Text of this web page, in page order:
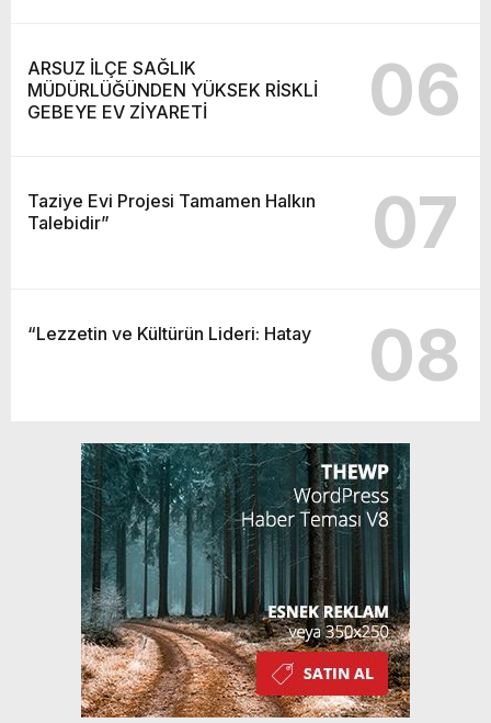
ARSUZ İLÇE SAĞLIK
MÜDÜRLÜĞÜNDEN YÜKSEK RİSKLİ
GEBEYE EV ZİYARETİ
06
Taziye Evi Projesi Tamamen Halkın
Talebidir”
07
“Lezzetin ve Kültürün Lideri: Hatay 08